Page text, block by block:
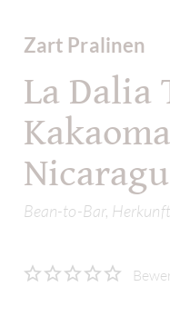
Zart Pralinen
La Dalia
Bean-to-Bar,